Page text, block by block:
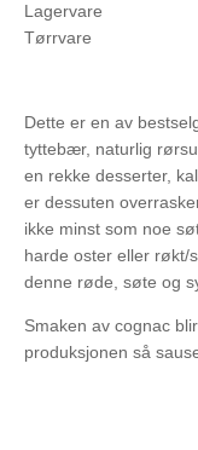
Lagervare
Tørrvare
Dette er en av
tyttebær, naturlig
en rekke desserter,
er dessuten
ikke minst som noe
harde oster eller røkt/
denne røde, søte og
Smaken av cognac
produksjonen så